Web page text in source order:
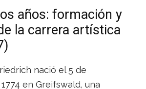
años: formación y
la carrera artística
nació el 5 de
en Greifswald, una